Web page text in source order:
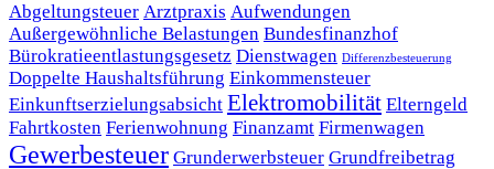
Abgeltungsteuer Arztpraxis Aufwendungen
Außergewöhnliche Belastungen Bundesfinanzhof
Bürokratieentlastungsgesetz Dienstwagen Differenzbesteuerung
Doppelte Haushaltsführung Einkommensteuer
Einkunftserzielungsabsicht Elektromobilität Elterngeld
Fahrtkosten Ferienwohnung Finanzamt Firmenwagen
Gewerbesteuer Grunderwerbsteuer Grundfreibetrag